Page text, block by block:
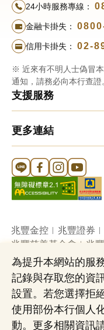
24小時服務專線：
金融卡掛失：
信用卡掛失： 02-
※ 近來有不明人士偽冒
通知，請務必向本行查證
支援服務
更多連結
Line 官方帳號
FB 官方帳號
Instagram 官
兆豐金控 兆豐證券
兆豐慈善基金會
兆
網站導覽 法定公開揭
隱私權聲明
共同行銷專
營業人：兆豐國際商業
營利事業統一編號：
為提升本網站的服
記錄與存取您的資
設置。若您選擇拒
使用部份本行個人
動。更多相關資訊